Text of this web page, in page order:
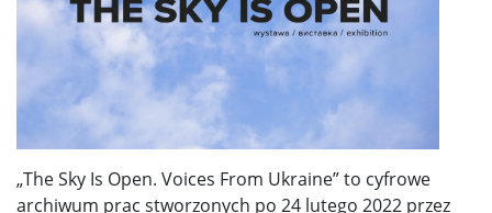
„The Sky Is Open. Voices From Ukraine” to cyfrowe
archiwum prac stworzonych po 24 lutego 2022 przez